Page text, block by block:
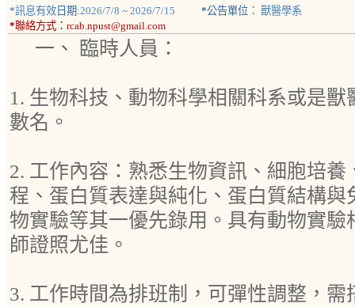
*訊息有效 日期:2026/7/8 ~ 2026/7/15 *公告單位： 獸醫學系
*聯絡方式： rcab.npust@gmail.com
一、 臨時人員：
1. 生物科技、動物科學相關科系或是
數名。
2. 工作內容：熟悉生物資訊、細胞培
程、蛋白質表達與純化、蛋白質結構
物實驗等其一優先錄用。具有動物實
師證照尤佳。
3. 工作時間為排班制，可彈性調整，